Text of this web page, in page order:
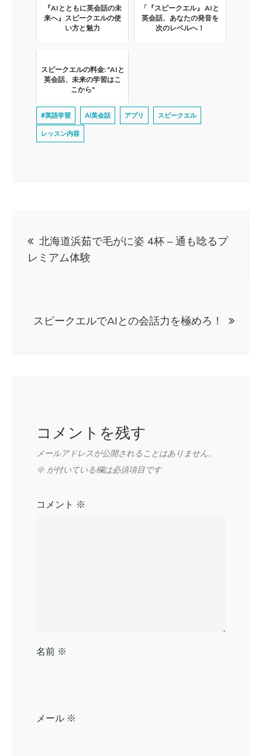
『AIとともに英会話の未
来へ』スピークエルの使
い方と魅力
「『スピークエル』 AIと
英会話、あなたの発音を
次のレベルへ！
スピークエルの料金: "AIと
英会話、未来の学習はこ
こから"
#英語学習 AI英会話 アプリ スピークエル
レッスン内容
稿
ビ
ン
北海道浜茹で毛がに姿 4杯 – 通も唸るプ
レミアム体験
スピークエルでAIとの会話力を極めろ！
コメントを残す
メールアドレスが公開されることはありません。
※ が付いている欄は必須項目です
コメント ※
名前 ※
メール ※